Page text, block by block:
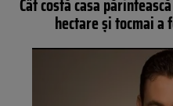
hectare şi tocmai a